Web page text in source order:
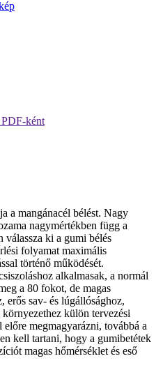
ként
a mangánacél bélést. Nagy
nagymértékben függ a
válassza ki a gumi bélés
folyamat maximális
történő működését.
alkalmasak, a normál
a 80 fokot, de magas
erős sav- és lúgállósághoz,
külön tervezési
megmagyarázni, továbbá a
kell tartani, hogy a gumibetétek
magas hőmérséklet és eső